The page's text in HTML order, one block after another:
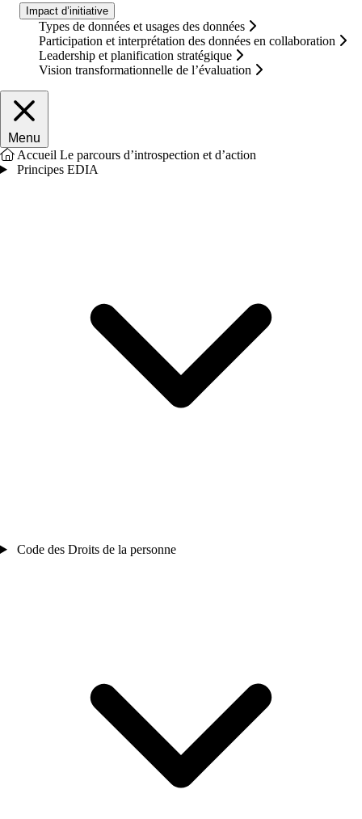
Impact d’initiative
Types de données et usages des données
Participation et interprétation des données en collaboration
Leadership et planification stratégique
Vision transformationnelle de l’évaluation
Fermer le menu principal
Menu
Accueil Le parcours d’introspection et d’action
Principes EDIA
Code des Droits de la personne